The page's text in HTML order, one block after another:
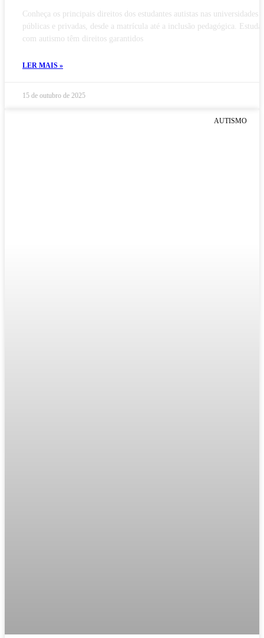
Conheça os principais direitos dos estudantes autistas nas universidades
públicas e privadas, desde a matrícula até a inclusão pedagógica.
com autismo têm direitos garantidos
LER MAIS »
15 de outubro de 2025
AUTISMO